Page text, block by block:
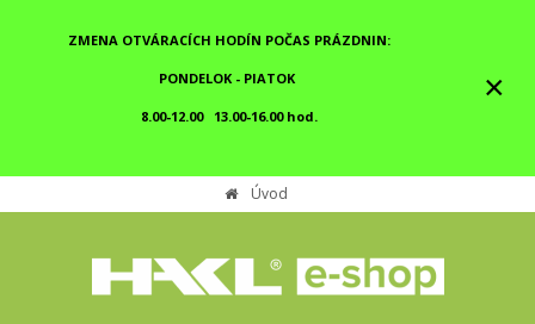
ZMENA OTVÁRACÍCH HODÍN POČAS PRÁZDNIN:
PONDELOK - PIATOK
8.00-12.00 13.00-16.00 hod.
×
Úvod